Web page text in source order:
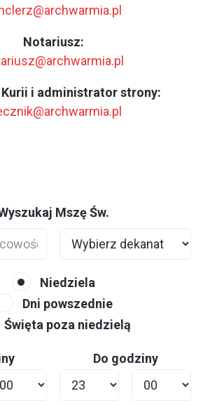
Notariusz:
i administrator strony:
Mszę Św.
Niedziela
Dni powszednie
Święta poza niedzielą
Do godziny